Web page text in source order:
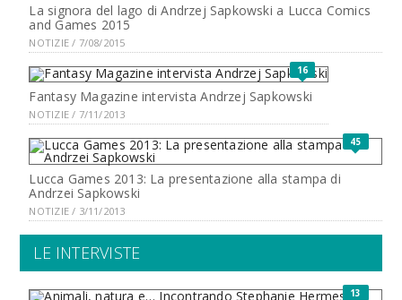
La signora del lago di Andrzej Sapkowski a Lucca Comics
and Games 2015
NOTIZIE / 7/08/2015
16
Fantasy Magazine intervista Andrzej Sapkowski
NOTIZIE / 7/11/2013
45
Lucca Games 2013: La presentazione alla stampa di
Andrzei Sapkowski
NOTIZIE / 3/11/2013
LE INTERVISTE
13